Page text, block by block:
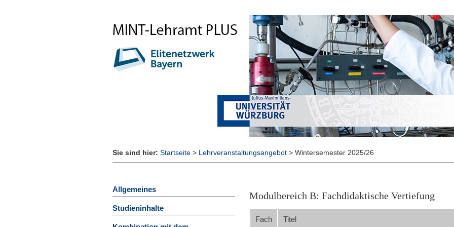
Sie sind hier: Startseite > Lehrveranstaltungsangebot > Wintersemester 2025/26
Modulbereich B: Fachdidaktische Vertiefung
Fach Titel
Allgemeines
Studieninhalte